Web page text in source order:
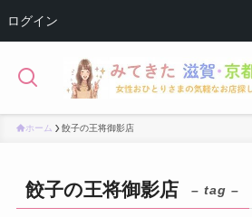
ログイン
ホーム 餃子の王将御影店
餃子の王将御影店 – tag –